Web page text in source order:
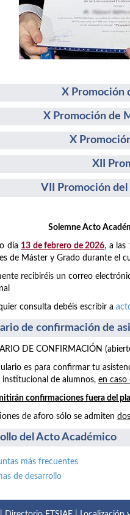
X Promoción
X Promoción de
X
XII
VII Promoción
Acto Académico de
día 13 de febrero de 2026, a las
de Máster y Grado durante el
recibiréis un correo
consulta debéis escribir a
de confirmación de
DE CONFIRMACIÓN
es para confirmar tu
de alumnos, en caso
confirmaciones fuera del
de aforo sólo se admiten
del Acto Académico
más frecuentes
de desarrollo